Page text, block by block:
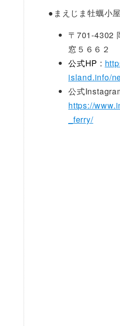
● まえじま牡蠣小屋
〒701-4302
窓５６６２
公式HP :
island.info/
公式
https://
_ferry/